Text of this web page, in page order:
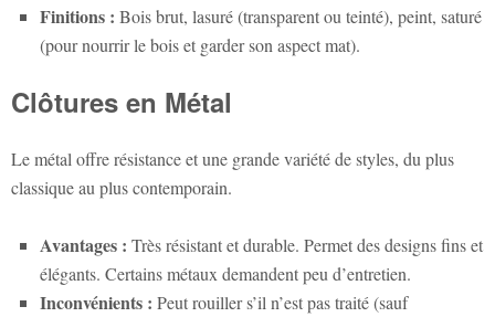
Finitions : Bois brut, lasuré (transparent ou teinté), peint, saturé
(pour nourrir le bois et garder son aspect mat).
Clôtures en Métal
Le métal offre résistance et une grande variété de styles, du plus
classique au plus contemporain.
Avantages : Très résistant et durable. Permet des designs fins et
élégants. Certains métaux demandent peu d’entretien.
Inconvénients : Peut rouiller s’il n’est pas traité (sauf